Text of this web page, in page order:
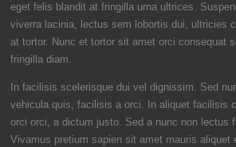
eget felis blandit at fringilla urna ultrices.
viverra lacinia, lectus sem lobortis dui, ultricies
at tortor. Nunc et tortor sit amet orci consequat
fringilla diam.
In facilisis scelerisque dui vel dignissim. Sed
vehicula quis, facilisis a orci. In aliquet facilisis
orci orci, a dictum justo. Sed a nunc non lectus
Vivamus pretium sapien sit amet mauris aliquet